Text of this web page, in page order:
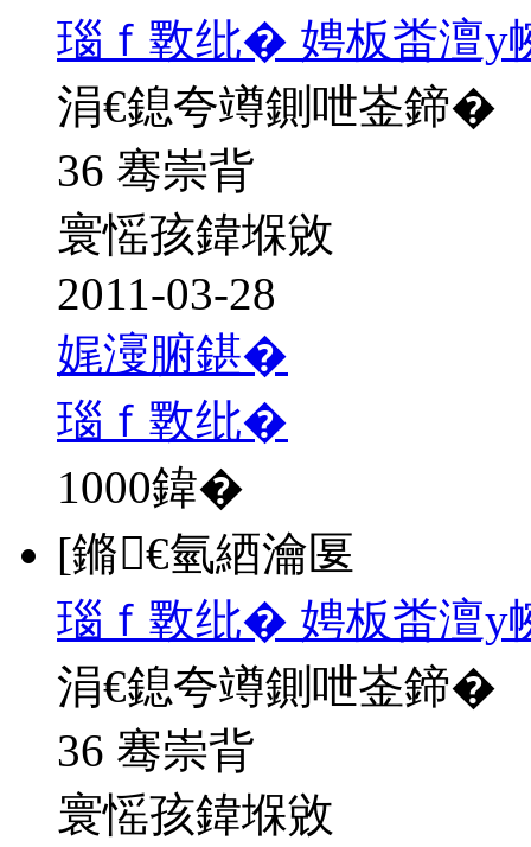
瑙ｆ斁纰� 娉板畨澶у
涓€鎴夸竴鍘呭崟鍗�
36 骞崇背
寰愮孩鍏堢敓
2011-03-28
娓濅腑鍖�
瑙ｆ斁纰�
1000鍏�
[鏅€氫綇瀹匽
瑙ｆ斁纰� 娉板畨澶у
涓€鎴夸竴鍘呭崟鍗�
36 骞崇背
寰愮孩鍏堢敓